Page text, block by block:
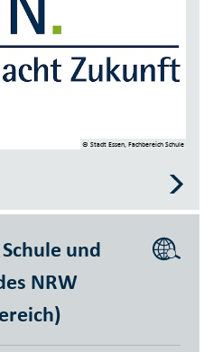
© Stadt Essen, Fachbereich Schule
und
NRW